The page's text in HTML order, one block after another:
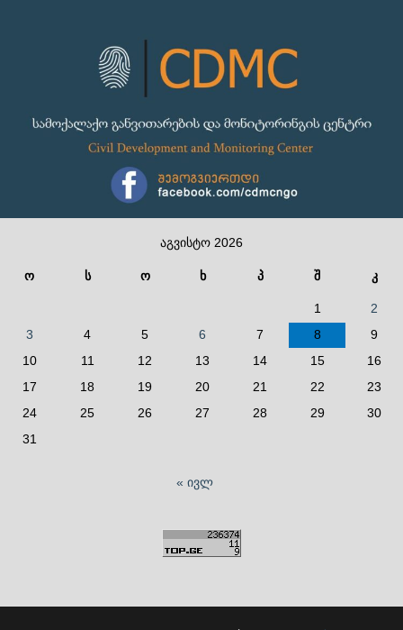
აგვისტო 2026
ო ს ო ხ პ შ კ
1
2
3
4 5 6 7 8
9
10
11 12 13 14 15
16
17
18 19 20 21 22
23
24
25 26 27 28 29
30
31
« ივლ